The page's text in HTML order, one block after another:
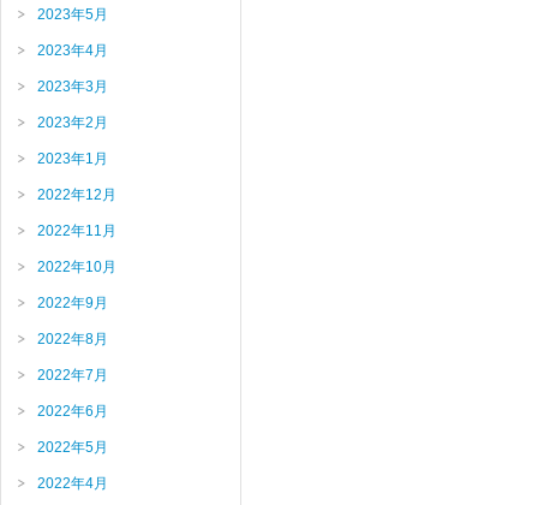
2023年5月
2023年4月
2023年3月
2023年2月
2023年1月
2022年12月
2022年11月
2022年10月
2022年9月
2022年8月
2022年7月
2022年6月
2022年5月
2022年4月